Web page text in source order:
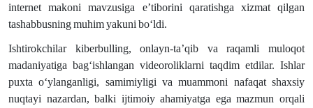
internet makoni mavzusiga e’tiborini qaratishga xizmat qilgan
tashabbusningmuhimyakuni bo‘ldi.
Ishtirokchilar kiberbulling, onlayn-ta’qib va raqamli muloqot
madaniyatiga bag‘ishlangan videoroliklarni taqdim etdilar. Ishlar
puxta o‘ylanganligi, samimiyligi va muammoni nafaqat shaxsiy
nuqtayi nazardan, balki ijtimoiy ahamiyatga ega mazmun orqali